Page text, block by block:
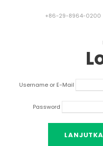
+86-29-8964-0200
Username or E-Mail
Password